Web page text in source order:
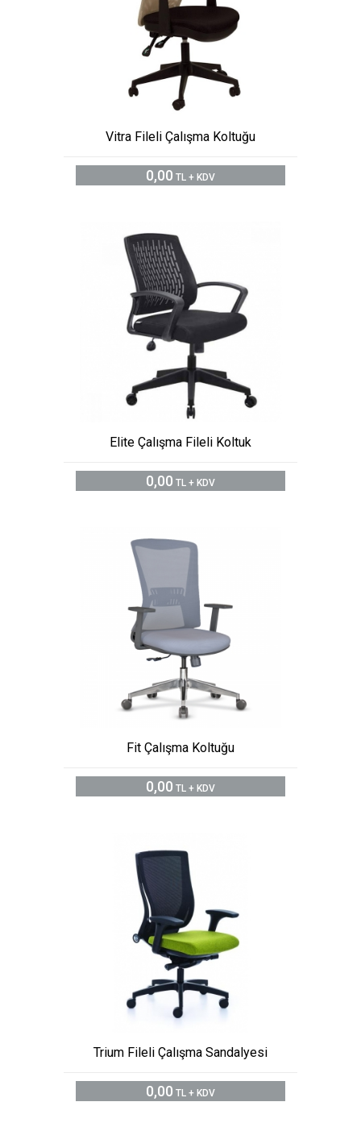
Vitra Fileli Çalışma Koltuğu
0,00 TL + KDV
Elite Çalışma Fileli Koltuk
0,00 TL + KDV
Fit Çalışma Koltuğu
0,00 TL + KDV
Trium Fileli Çalışma Sandalyesi
0,00 TL + KDV